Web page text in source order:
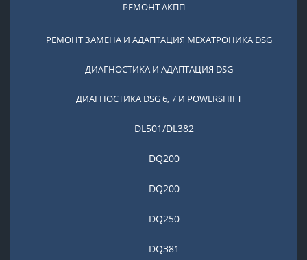
РЕМОНТ АКПП
РЕМОНТ ЗАМЕНА И АДАПТАЦИЯ МЕХАТРОНИКА DSG
ДИАГНОСТИКА И АДАПТАЦИЯ DSG
ДИАГНОСТИКА DSG 6, 7 И POWERSHIFT
DL501/DL382
DQ200
DQ200
DQ250
DQ381